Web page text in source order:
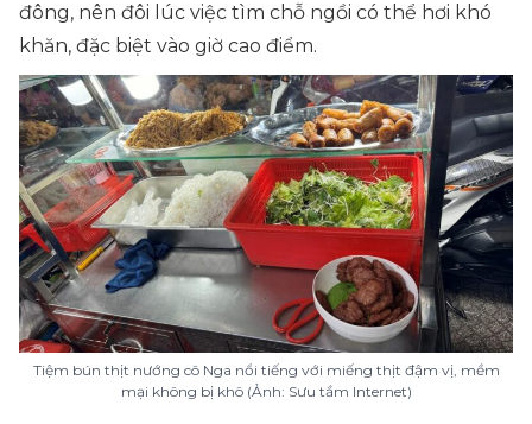
đông, nên đôi lúc việc tìm chỗ ngồi có thể hơi khó
khăn, đặc biệt vào giờ cao điểm.
Tiệm bún thịt nướng cô Nga nổi tiếng với miếng thịt đậm vị, mềm
mại không bị khô (Ảnh: Sưu tầm Internet)